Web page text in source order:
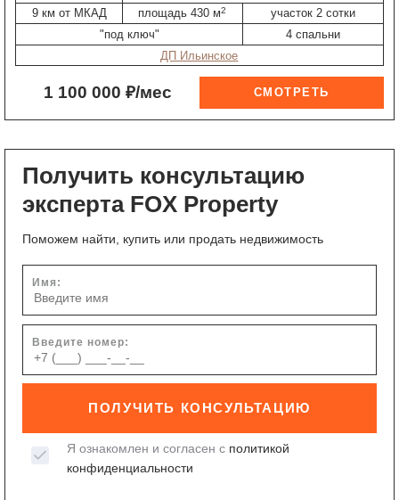
9 км от МКАД
площадь 430 м2
участок 2 сотки
"под ключ"
4 спальни
ДП Ильинское
1 100 000 ₽/мес
Получить консультацию
эксперта FOX Property
Поможем найти, купить или продать недвижимость
Имя:
Введите номер:
ПОЛУЧИТЬ КОНСУЛЬТАЦИЮ
Я ознакомлен и согласен с политикой
конфиденциальности